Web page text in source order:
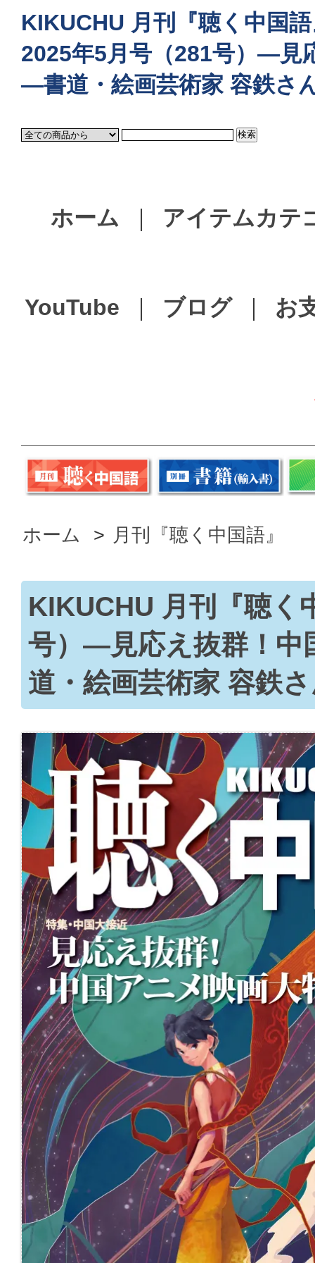
KIKUCHU 月刊『聴く中国
2025年5月号（281号）―見
―書道・絵画芸術家 容鉄さ
ホーム アイテムカテ
YouTube ブログ お
ホーム > 月刊『聴く中国語』
KIKUCHU 月刊『聴
号）―見応え抜群！中
道・絵画芸術家 容鉄